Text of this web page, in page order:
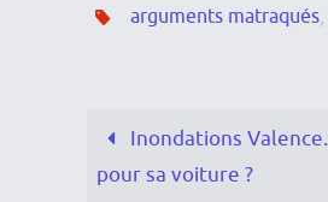
arguments matraqués,
Inondations
pour sa voiture ?